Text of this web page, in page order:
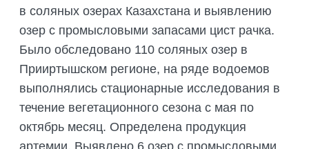
в соляных озерах Казахстана и выявлению
озер с промысловыми запасами цист рачка.
Было обследовано 110 соляных озер в
Прииртышском регионе, на ряде водоемов
выполнялись стационарные исследования в
течение вегетационного сезона с мая по
октябрь месяц. Определена продукция